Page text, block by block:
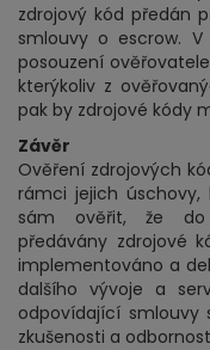
zdrojový kód předán
smlouvy o escrow.
posouzení
kterýkoliv z
pak by zdrojové kódy
Závěr
Ověření zdrojových
rámci jejich úschovy,
sám ověřit, že do
předávány zdrojové
implementováno a
dalšího vývoje a
odpovídající smlouvy
zkušenosti a